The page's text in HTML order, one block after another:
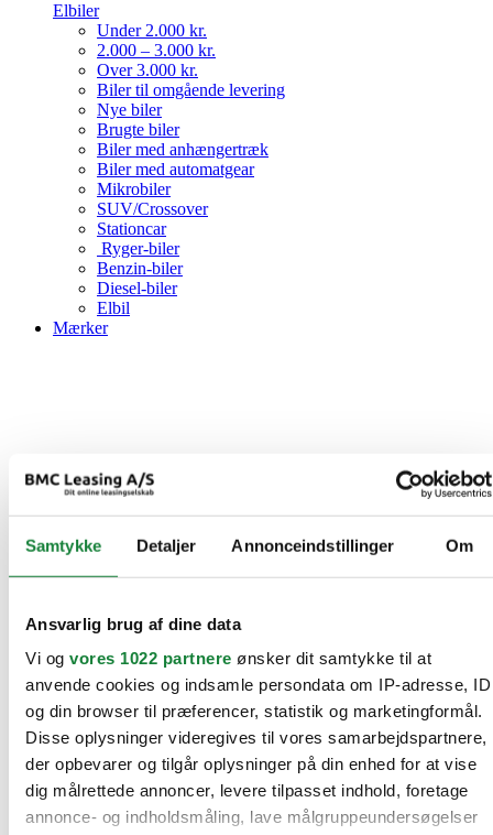
Samtykke Detaljer Annonceindstillinger Om
Ansvarlig brug af dine data
Vi og vores 1022 partnere ønsker dit samtykke til at
anvende cookies og indsamle persondata om IP-adresse, ID
og din browser til præferencer, statistik og marketingformål.
Disse oplysninger videregives til vores samarbejdspartnere,
der opbevarer og tilgår oplysninger på din enhed for at vise
dig målrettede annoncer, levere tilpasset indhold, foretage
annonce- og indholdsmåling, lave målgruppeundersøgelser
Elbiler
Under 2.000 kr.
2.000 – 3.000 kr.
Over 3.000 kr.
Biler til omgående levering
Nye biler
Brugte biler
Biler med anhængertræk
Biler med automatgear
Mikrobiler
SUV/Crossover
Stationcar
Ryger-biler
Benzin-biler
Diesel-biler
Elbil
Mærker